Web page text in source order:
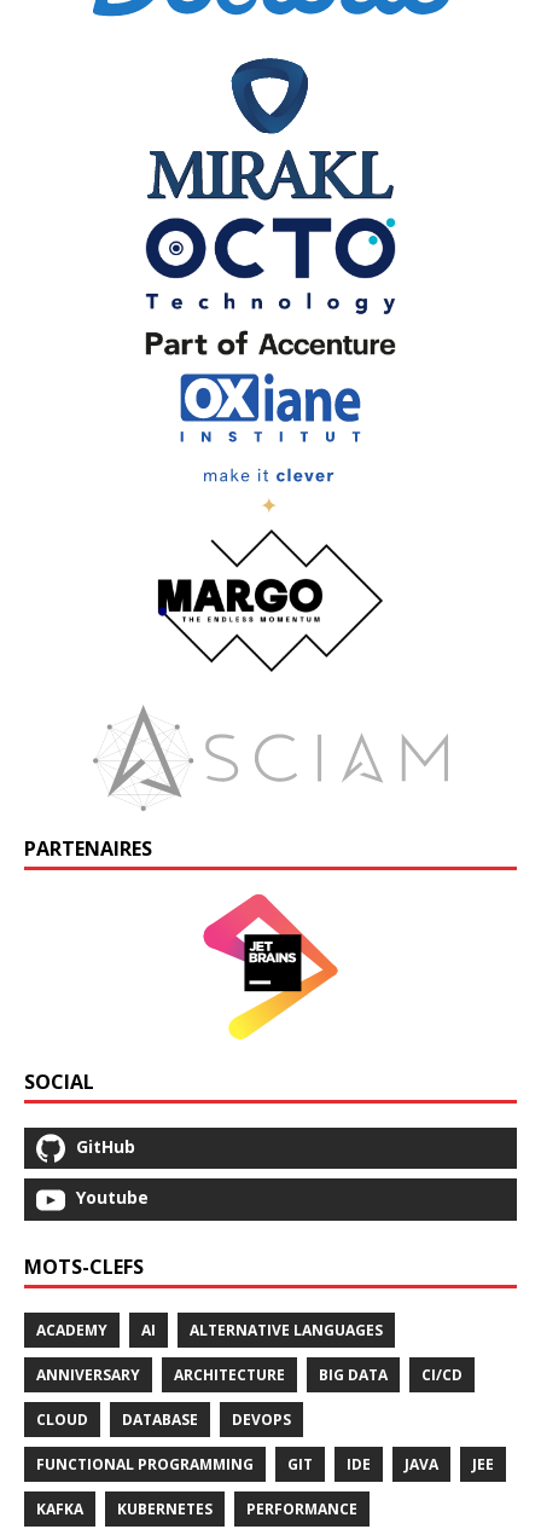
PARTENAIRES
SOCIAL
GitHub
Youtube
MOTS-CLEFS
ACADEMY AI ALTERNATIVE LANGUAGES
ANNIVERSARY ARCHITECTURE BIG DATA CI/CD
CLOUD DATABASE DEVOPS
FUNCTIONAL PROGRAMMING GIT IDE JAVA JEE
KAFKA KUBERNETES PERFORMANCE